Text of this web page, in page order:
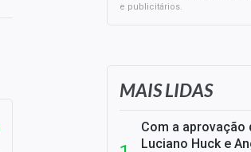
e publicitários.
MAIS LIDAS
Com a aprovação
Luciano Huck e